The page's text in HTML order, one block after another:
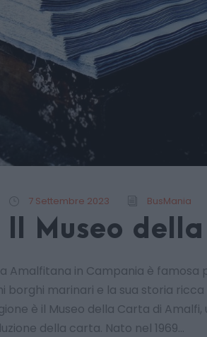
7 Settembre 2023 BusMania
Il Museo
Amalfitana in Campania è
borghi marinari e la sua storia
è il Museo della Carta di
della carta. Nato nel 1969...